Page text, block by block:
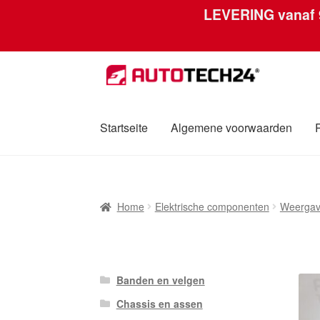
LEVERING vanaf
Ga
door
navigatie
Ga
naar
inhoud
Startseite Algemene voorwaarden
Over ons PrivacybeleidWereldwijde
Home Elektrische componenten
Banden en velgen
Chassis en assen